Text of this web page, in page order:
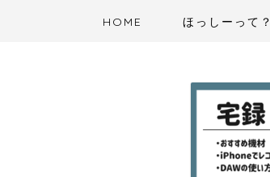
HOME ほっしーって？